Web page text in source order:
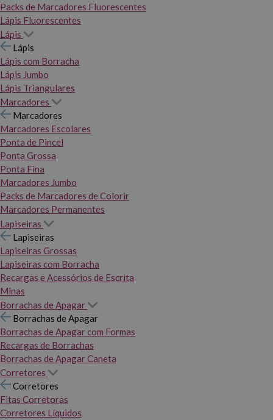
Packs de Marcadores Fluorescentes
Lápis Fluorescentes
Lápis
Lápis
Lápis com Borracha
Lápis Jumbo
Lápis Triangulares
Marcadores
Marcadores
Marcadores Escolares
Ponta de Pincel
Ponta Grossa
Ponta Fina
Marcadores Jumbo
Packs de Marcadores de Colorir
Marcadores Permanentes
Lapiseiras
Lapiseiras
Lapiseiras Grossas
Lapiseiras com Borracha
Recargas e Acessórios de Escrita
Minas
Borrachas de Apagar
Borrachas de Apagar
Borrachas de Apagar com Formas
Recargas de Borrachas
Borrachas de Apagar Caneta
Corretores
Corretores
Fitas Corretoras
Corretores Líquidos